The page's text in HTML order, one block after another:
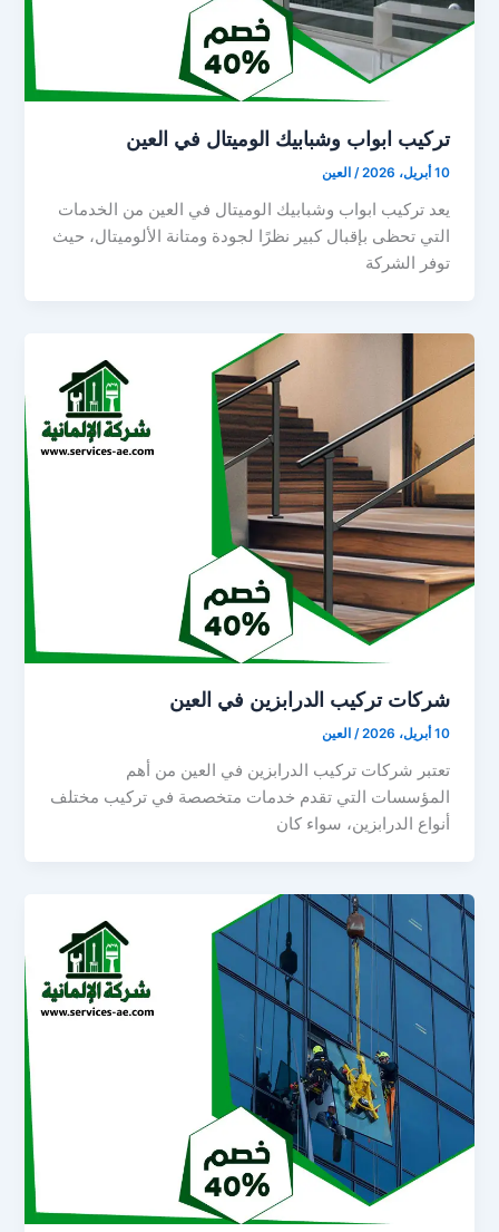
تركيب ابواب وشبابيك الوميتال في العين
10 أبريل، 2026 / العين
يعد تركيب ابواب وشبابيك الوميتال في العين من الخدمات
التي تحظى بإقبال كبير نظرًا لجودة ومتانة الألوميتال، حيث
توفر الشركة
شركات تركيب الدرابزين في العين
10 أبريل، 2026 / العين
تعتبر شركات تركيب الدرابزين في العين من أهم
المؤسسات التي تقدم خدمات متخصصة في تركيب مختلف
أنواع الدرابزين، سواء كان